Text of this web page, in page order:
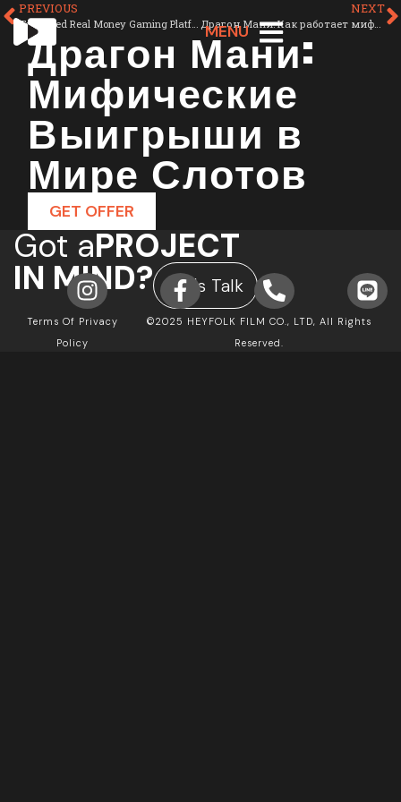
MENU
PREVIOUS
Top-Rated Real Money Gaming Platforms Down Under
NEXT
Драгон Мани: Как работает мифический множитель в слотах
Драгон Мани:
Мифические
Выигрыши в
Мире Слотов
GET OFFER
Got aPROJECT
IN MIND? Let's Talk
©2025 HEYFOLK FILM CO., LTD, All Rights
Reserved.
Terms Of Privacy
Policy